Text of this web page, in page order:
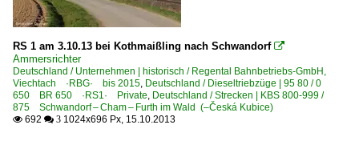
RS 1 am 3.10.13 bei Kothmaißling nach Schwandorf 
Ammersrichter
Deutschland / Unternehmen | historisch / Regental Bahnbetriebs-GmbH,
Viechtach ·RBG· bis 2015, Deutschland / Dieseltriebzüge | 95 80 / 0
650 BR 650 ·RS1· Private, Deutschland / Strecken | KBS 800-999 /
875 Schwandorf – Cham – Furth im Wald (–Česká Kubice)
 692  3 1024x696 Px, 15.10.2013